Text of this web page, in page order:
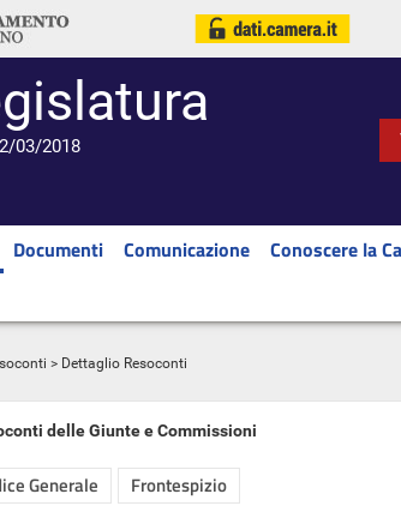
03/2018
Documenti Comunicazione Conoscere la
> Dettaglio Resoconti
delle Giunte e Commissioni
Generale Frontespizio